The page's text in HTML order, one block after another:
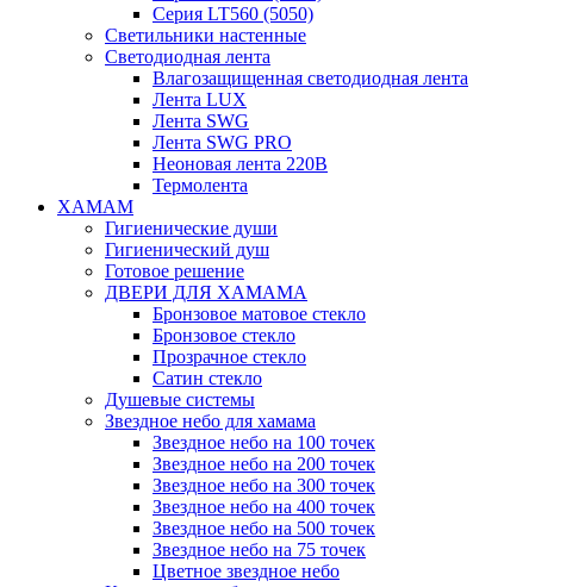
Серия LT560 (5050)
Светильники настенные
Светодиодная лента
Влагозащищенная светодиодная лента
Лента LUX
Лента SWG
Лента SWG PRO
Неоновая лента 220В
Термолента
ХАМАМ
Гигиенические души
Гигиенический душ
Готовое решение
ДВЕРИ ДЛЯ ХАМАМА
Бронзовое матовое стекло
Бронзовое стекло
Прозрачное стекло
Сатин стекло
Душевые системы
Звездное небо для хамама
Звездное небо на 100 точек
Звездное небо на 200 точек
Звездное небо на 300 точек
Звездное небо на 400 точек
Звездное небо на 500 точек
Звездное небо на 75 точек
Цветное звездное небо